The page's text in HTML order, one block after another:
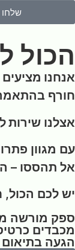
הכול
אנחנו
חורף
אצלנו שירות
עם מגוון
אל תהססו –
יש לכם הכול,
ספק מורשה
מכבדים
הגעה